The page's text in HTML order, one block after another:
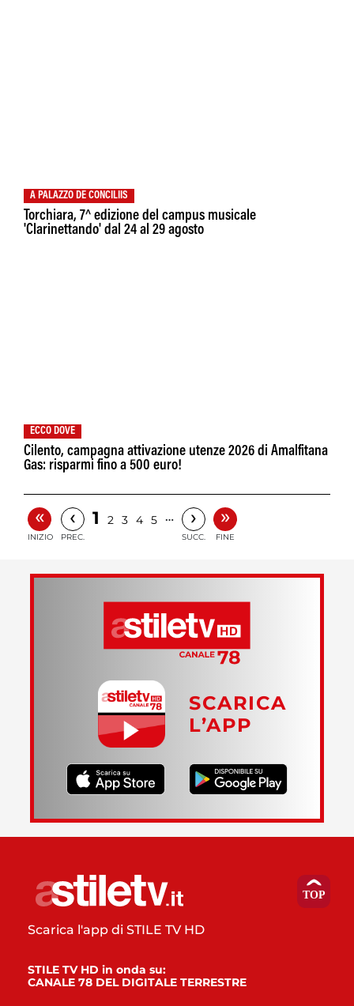
A PALAZZO DE CONCILIIS
Torchiara, 7^ edizione del campus musicale
'Clarinettando' dal 24 al 29 agosto
ECCO DOVE
Cilento, campagna attivazione utenze 2026 di Amalfitana
Gas: risparmi fino a 500 euro!
«
INIZIO
‹
PREC.
1 2 3 4 5 … ›
SUCC.
»
FINE
SCARICA
L’APP
Scarica l'app di STILE TV HD
STILE TV HD in onda su:
CANALE 78 DEL DIGITALE TERRESTRE